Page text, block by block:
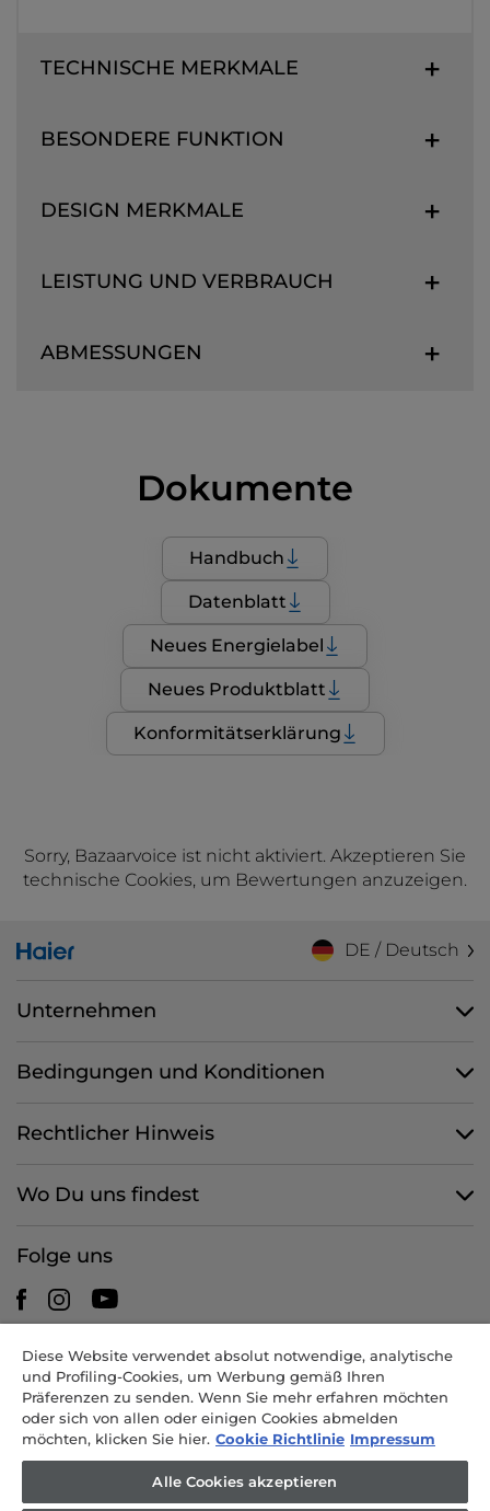
TECHNISCHE MERKMALE
BESONDERE FUNKTION
DESIGN MERKMALE
LEISTUNG UND VERBRAUCH
ABMESSUNGEN
Dokumente
Handbuch
Datenblatt
Neues Energielabel
Neues Produktblatt
Konformitätserklärung
Sorry, Bazaarvoice ist nicht aktiviert. Akzeptieren Sie
technische Cookies, um Bewertungen anzuzeigen.
DE / Deutsch
Unternehmen
Bedingungen und Konditionen
Rechtlicher Hinweis
Wo Du uns findest
Folge uns
CANDY HOOVER GROUP S.r.I. - mit Alleingesellschafter -
RECHTSSITZ: Via Comolli 57 - 20861 Brugherio (MB) - Italien -
VERWALTUNGSSITZE: Via Privata Eden Fumagalli snc - 20861
Brugherio (MB) und Via Trento 20/A-22 - 20871 Vimercate (MB) -
35.000.000,00 EUR voll eingezahlt - Steuernr. und Nr. der Eintragung
im Handelsregister Mailand-Monza-Brianza-Lodi 04666310158 - USt-
Diese Website verwendet absolut notwendige, analytische
und Profiling-Cookies, um Werbung gemäß Ihren
Präferenzen zu senden. Wenn Sie mehr erfahren möchten
oder sich von allen oder einigen Cookies abmelden
möchten, klicken Sie hier. Cookie Richtlinie Impressum
Alle Cookies akzeptieren